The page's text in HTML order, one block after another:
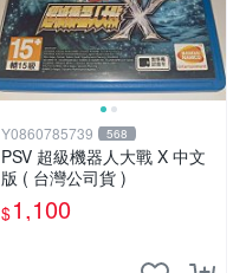
Y0860785739 568
PSV 超級機器人大戰 X 中文
版 ( 台灣公司貨 )
$1,100